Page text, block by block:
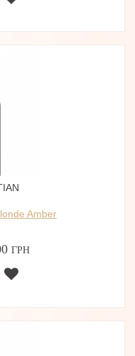
Amber
ГРН